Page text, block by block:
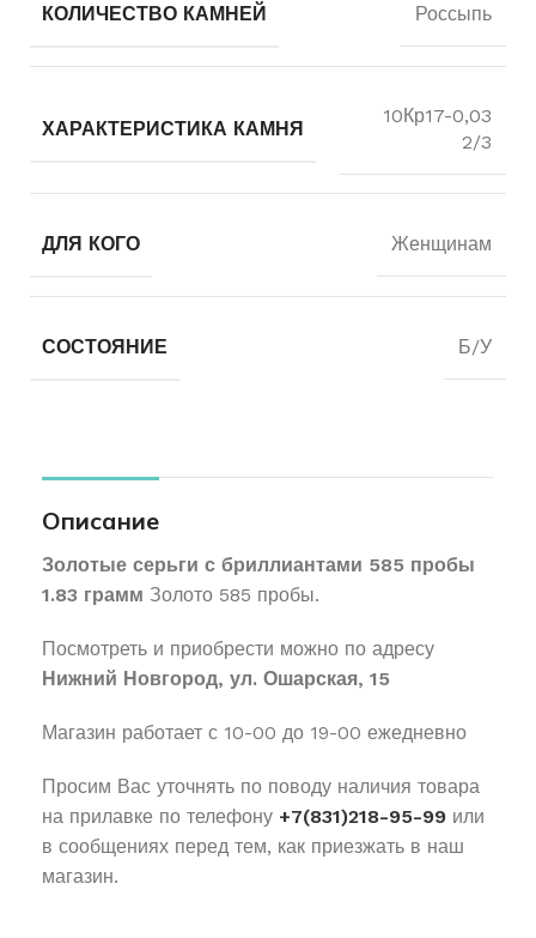
КОЛИЧЕСТВО КАМНЕЙ Россыпь
ХАРАКТЕРИСТИКА КАМНЯ
10Кр17-0,03
2/3
ДЛЯ КОГО Женщинам
СОСТОЯНИЕ Б/У
Описание
Золотые серьги с бриллиантами 585 пробы
1.83 грамм Золото 585 пробы.
Посмотреть и приобрести можно по адресу
Нижний Новгород, ул. Ошарская, 15
Магазин работает с 10-00 до 19-00 ежедневно
Просим Вас уточнять по поводу наличия товара
на прилавке по телефону +7(831)218-95-99 или
в сообщениях перед тем, как приезжать в наш
магазин.